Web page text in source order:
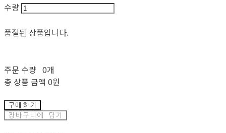
수량
품절된 상품입니다.
주문 수량 0개
총 상품 금액 0원
구매하기
장바구니에 담기